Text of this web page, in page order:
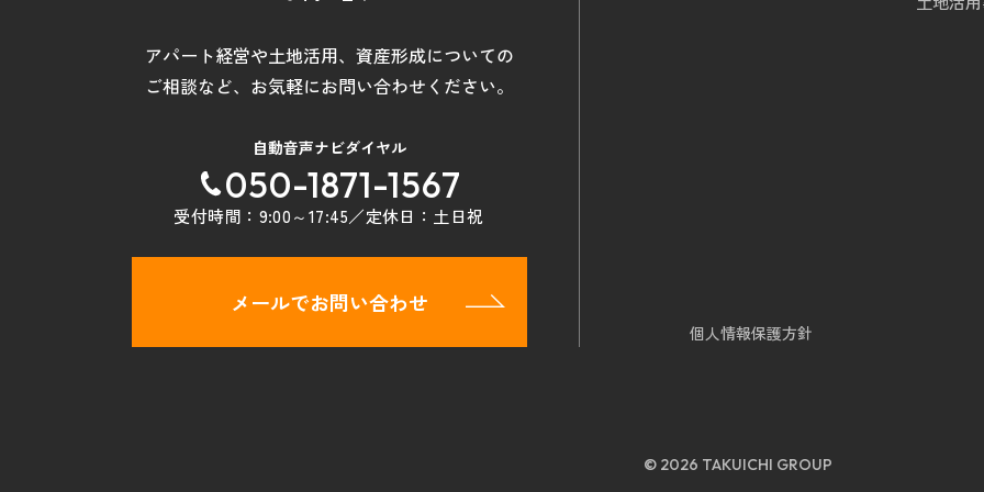
アパート経営や土地活用、 資産形成についての
ご相談など、 お気軽にお問い合わせください。
自動音声ナビダイヤル
050-1871-1567
受付時間： 9:00～17:45／定休日： 土日祝
メールでお問い合わせ
個人情報保護方針
© 2026 TAKUICHI GROUP